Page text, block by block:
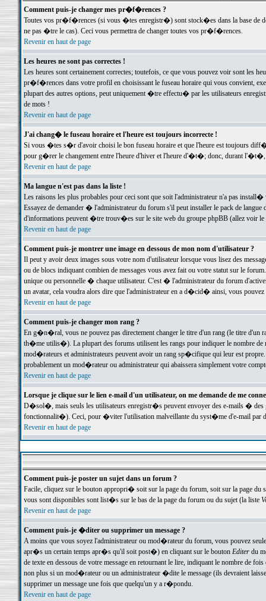
Comment puis-je changer mes pr�f�rences ?
Toutes vos pr�f�rences (si vous �tes enregistr�) sont stock�es dans la base de
ne pas �tre le cas). Ceci vous permettra de changer toutes vos pr�f�rences.
Revenir en haut de page
Les heures ne sont pas correctes !
Les heures sont certainement correctes; toutefois, ce que vous pouvez voir sont
pr�f�rences dans votre profil en choisissant le fuseau horaire qui vous convient,
plupart des autres options, peut uniquement �tre effectu� par les utilisateurs
de mots !
Revenir en haut de page
J'ai chang� le fuseau horaire et l'heure est toujours incorrecte !
Si vous �tes s�r d'avoir choisi le bon fuseau horaire et que l'heure est toujours
pour g�rer le changement entre l'heure d'hiver et l'heure d'�t�; donc, durant
Revenir en haut de page
Ma langue n'est pas dans la liste !
Les raisons les plus probables pour ceci sont que soit l'administrateur n'a pas
Essayez de demander � l'administrateur du forum s'il peut installer le pack de
d'informations peuvent �tre trouv�es sur le site web du groupe phpBB (allez voir le
Revenir en haut de page
Comment puis-je montrer une image en dessous de mon nom d'utilisateur ?
Il peut y avoir deux images sous votre nom d'utilisateur lorsque vous lisez des
ou de blocs indiquant combien de messages vous avez fait ou votre statut sur le
unique ou personnelle � chaque utilisateur. C'est � l'administrateur du forum
un avatar, cela voudra alors dire que l'administrateur en a d�cid� ainsi, vous
Revenir en haut de page
Comment puis-je changer mon rang ?
En g�n�ral, vous ne pouvez pas directement changer le titre d'un rang (le titre d'un
th�me utilis�). La plupart des forums utilisent les rangs pour indiquer le nombre de
mod�rateurs et administrateurs peuvent avoir un rang sp�cifique qui leur est
probablement un mod�rateur ou administrateur qui abaissera simplement votre
Revenir en haut de page
Lorsque je clique sur le lien e-mail d'un utilisateur, on me demande de me
D�sol�, mais seuls les utilisateurs enregistr�s peuvent envoyer des e-mails �
fonctionnalit�). Ceci, pour �viter l'utilisation malveillante du syst�me d'e-mail par
Revenir en haut de page
Comment puis-je poster un sujet dans un forum ?
Facile, cliquez sur le bouton appropri� soit sur la page du forum, soit sur la page du
vous sont disponibles sont list�s sur le bas de la page du forum ou du sujet (la liste
Revenir en haut de page
Comment puis-je �diter ou supprimer un message ?
A moins que vous soyez l'administrateur ou mod�rateur du forum, vous pouvez
apr�s un certain temps apr�s qu'il soit post�) en cliquant sur le bouton Editerdu
de texte en dessous de votre message en retournant le lire, indiquant le nombre
non plus si un mod�rateur ou un administrateur �dite le message (ils devraient
supprimer un message une fois que quelqu'un y a r�pondu.
Revenir en haut de page